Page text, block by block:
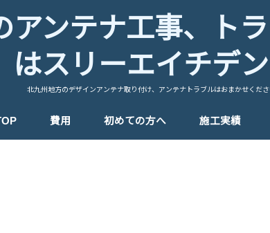
アンテナ工事、ト
はスリーエイチデ
北九州地方のデザインアンテナ取り付け、アンテナトラブルはおまかせくださ
費用 初めての方へ 施工実績